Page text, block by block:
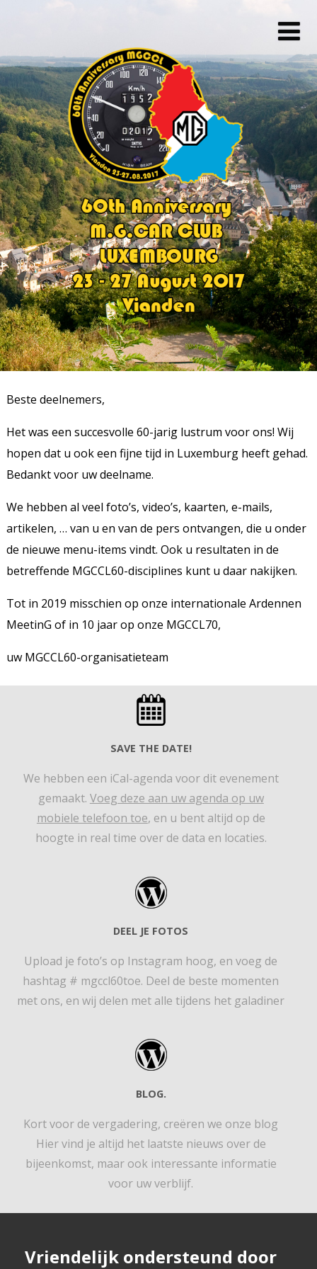
Beste deelnemers,
Het was een succesvolle 60-jarig lustrum voor ons! Wij
hopen dat u ook een fijne tijd in Luxemburg heeft gehad.
Bedankt voor uw deelname.
We hebben al veel foto’s, video’s, kaarten, e-mails,
artikelen, … van u en van de pers ontvangen, die u onder
de nieuwe menu-items vindt. Ook u resultaten in de
betreffende MGCCL60-disciplines kunt u daar nakijken.
Tot in 2019 misschien op onze internationale Ardennen
MeetinG of in 10 jaar op onze MGCCL70,
uw MGCCL60-organisatieteam
SAVE THE DATE!
We hebben een iCal-agenda voor dit evenement
gemaakt. Voeg deze aan uw agenda op uw
mobiele telefoon toe, en u bent altijd op de
hoogte in real time over de data en locaties.
DEEL JE FOTOS
Upload je foto’s op Instagram hoog, en voeg de
hashtag # mgccl60toe. Deel de beste momenten
met ons, en wij delen met alle tijdens het galadiner
BLOG.
Kort voor de vergadering, creëren we onze blog
Hier vind je altijd het laatste nieuws over de
bijeenkomst, maar ook interessante informatie
voor uw verblijf.
Vriendelijk ondersteund door